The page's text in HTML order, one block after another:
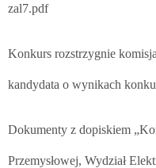
zal7.pdf
Konkurs rozstrzygnie
kandydata o wynikach
Dokumenty z dopiskiem
Przemysłowej, Wydział